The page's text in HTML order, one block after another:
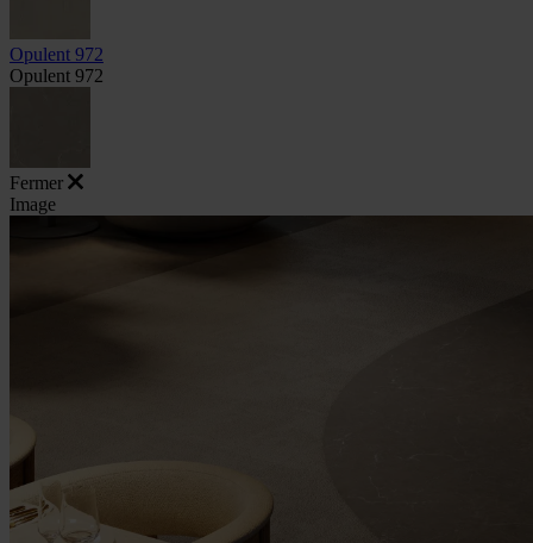
Opulent 972
Opulent 972
Fermer
Image